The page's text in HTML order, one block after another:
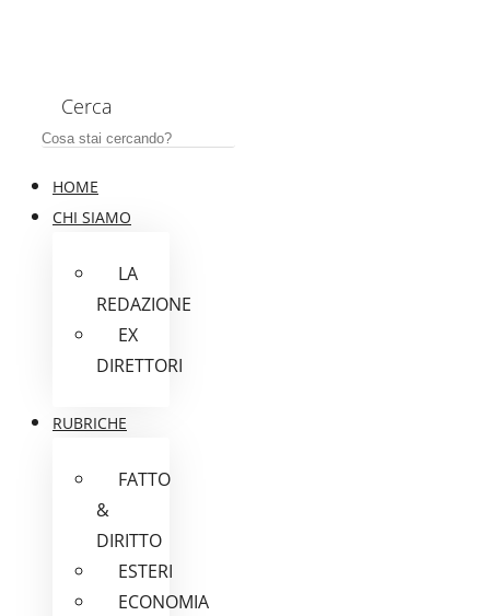
Cerca
HOME
CHI SIAMO
LA
REDAZIONE
EX
DIRETTORI
RUBRICHE
FATTO
&
DIRITTO
ESTERI
ECONOMIA